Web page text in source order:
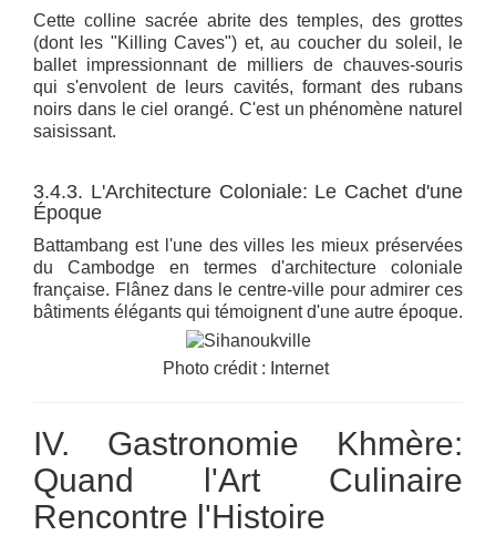
Cette colline sacrée abrite des temples, des grottes
(dont les "Killing Caves") et, au coucher du soleil, le
ballet impressionnant de milliers de chauves-souris
qui s'envolent de leurs cavités, formant des rubans
noirs dans le ciel orangé. C'est un phénomène naturel
saisissant.
3.4.3. L'Architecture Coloniale: Le Cachet d'une
Époque
Battambang est l'une des villes les mieux préservées
du Cambodge en termes d'architecture coloniale
française. Flânez dans le centre-ville pour admirer ces
bâtiments élégants qui témoignent d'une autre époque.
Photo crédit : Internet
IV. Gastronomie Khmère:
Quand l'Art Culinaire
Rencontre l'Histoire